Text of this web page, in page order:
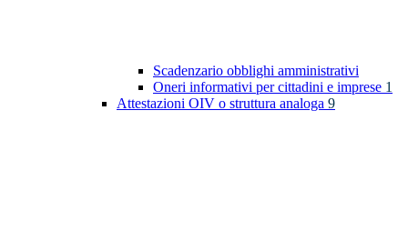
Scadenzario obblighi amministrativi
Oneri informativi per cittadini e imprese 1
Attestazioni OIV o struttura analoga 9